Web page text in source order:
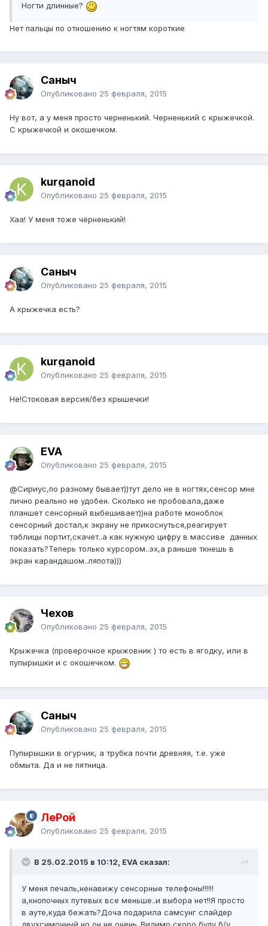
Ногти длинные?
Нет пальцы по отношению к ногтям короткие
Саныч
Опубликовано 25 февраля, 2015
Ну вот, а у меня просто черненький. Черненький с крыжечкой.
С крыжечкой и окошечком.
kurganoid
Опубликовано 25 февраля, 2015
Хаа! У меня тоже чёрненький!
Саныч
Опубликовано 25 февраля, 2015
А крыжечка есть?
kurganoid
Опубликовано 25 февраля, 2015
Не!Стоковая версия/без крышечки!
EVA
Опубликовано 25 февраля, 2015
@Сириус,по разному бывает))тут дело не в ногтях,сенсор мне
лично реально не удобен. Сколько не пробовала,даже
планшет сенсорный выбешивает))на работе моноблок
сенсорный достал,к экрану не прикоснуться,реагирует
таблицы портит,скачет..а как нужную цифру в массиве данных
показать?Теперь только курсором..эх,а раньше ткнешь в
экран карандашом..ляпота)))
Чехов
Опубликовано 25 февраля, 2015
Крыжечка (проверочное крыжовник ) то есть в ягодку, или в
пупырышки и с окошечком.
Саныч
Опубликовано 25 февраля, 2015
Пупырышки в огурчик, а трубка почти древняя, т.е. уже
обмыта. Да и не пятница.
ЛеРой
Опубликовано 25 февраля, 2015
В 25.02.2015 в 10:12, EVA сказал:
У меня печаль,ненавижу сенсорные телефоны!!!!!!
а,кнопочных путевых все меньше..и выбора нет!!Я просто
в ауте,куда бежать?Доча подарила самсунг слайдер